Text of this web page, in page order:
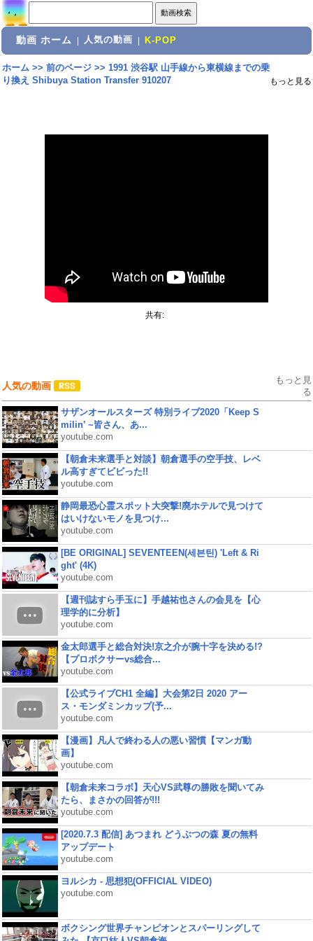
動画 ホーム 人気の動画 K-POP
ホーム>> 前のページ>> 1991 渋谷駅 山手線から東横線までの乗
り換え Shibuya Station Transfer 910207
もっと見る
共有:
人気の動画
もっと見
る
サザンオールスターズ 特別ライブ2020「Keep S
milin’ ~皆さん、あ...
youtube.com
【朝倉未来選手と対談】朝倉選手の空手技、レベ
ル高すぎてビビった!!
youtube.com
静岡最恐心霊スポット大突撃!廃ホテルで見つけて
はいけないモノを見つけ...
youtube.com
[BE ORIGINAL] SEVENTEEN(세븐틴) 'Left & Ri
ght' (4K)
youtube.com
【週刊誌すら手玉に】手越祐也さんの会見を【心
理学的に分析】
youtube.com
金太郎選手と総合対決!京之介が腕十字を決める!?
【プロボクサーvs総合...
youtube.com
【公式ライブCH1 全編】大会第2日 2020 アー
ス・モンダミンカップ(予...
youtube.com
【漫画】凡人で終わる人の悪い習慣【マンガ動
画】
youtube.com
【朝倉未来コラボ】天心VS武尊の勝敗を聞いてみ
たら、まさかの回答が!!!
youtube.com
[2020.7.3 配信] あつまれ どうぶつの森 夏の無料
アップデート
youtube.com
ヨルシカ - 思想犯(OFFICIAL VIDEO)
youtube.com
ボクシング世界チャンピオンとスパーリングして